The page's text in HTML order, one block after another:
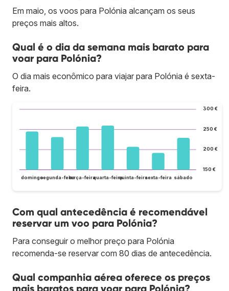
Em maio, os voos para Polónia alcançam os seus
preços mais altos.
Qual é o dia da semana mais barato para
voar para Polónia?
O dia mais econômico para viajar para Polónia é sexta-
feira.
150 €
200 €
250 €
300 €
domingosegunda-feiraterça-feiraquarta-feiraquinta-feirasexta-feira sábado
Com qual antecedência é recomendável
reservar um voo para Polónia?
Para conseguir o melhor preço para Polónia
recomenda-se reservar com 80 dias de antecedência.
Qual companhia aérea oferece os preços
mais baratos para voar para Polónia?